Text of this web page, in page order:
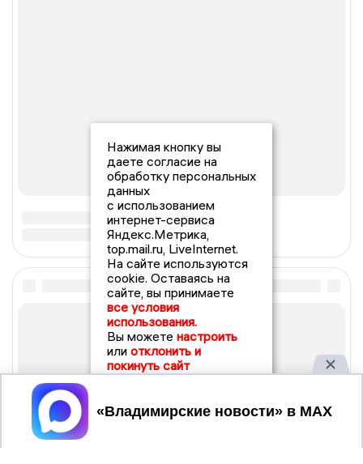
Нажимая кнопку вы
даете согласие на
обработку персональных
данных
с использованием
интернет-сервиса
Яндекс.Метрика,
top.mail.ru, LiveInternet.
На сайте используются
cookie. Оставаясь на
сайте, вы принимаете
все условия
использования.
Вы можете настроить
или отклонить и
покинуть сайт
Принять